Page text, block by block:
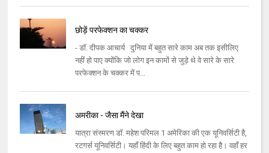
छोड़ें परफेक्शन का चक्कर
- डॉ. दीपक आचार्य दुनिया में बहुत सारे काम अब तक इसीलिए
नहीं हो पाए क्योंकि जो लोग इन कामों से जुड़े थे वे सारे के सारे
परफेक्शन के चक्कर में प...
अमरीका - जैसा मैंने देखा
यात्रा संस्मरण डॉ. महेश परिमल 1 अमेरिका की एक यूनिवर्सिटी है,
रटगर्स यूनिवर्सिटी। यहाँ हिंदी के लिए बहुत काम हो रहा है। वहाँ हर